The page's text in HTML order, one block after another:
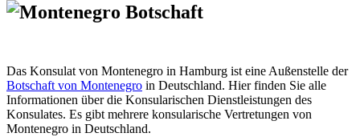
Das Konsulat von Montenegro in Hamburg ist eine Außenstelle der
Botschaft von Montenegro in Deutschland. Hier finden Sie alle
Informationen über die Konsularischen Dienstleistungen des
Konsulates. Es gibt mehrere konsularische Vertretungen von
Montenegro in Deutschland.